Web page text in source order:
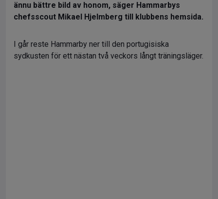
ännu bättre bild av honom, säger Hammarbys
chefsscout Mikael Hjelmberg till klubbens hemsida.
I går reste Hammarby ner till den portugisiska
sydkusten för ett nästan två veckors långt träningsläger.